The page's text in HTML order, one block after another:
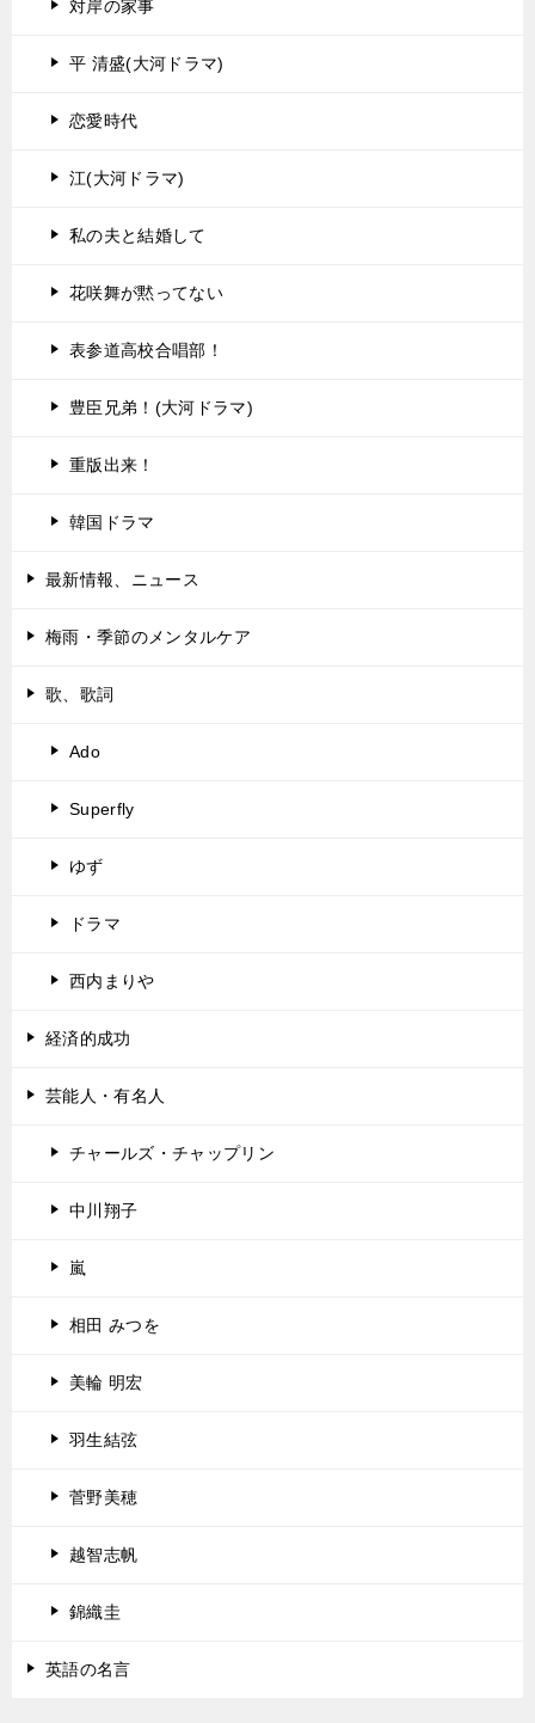
対岸の家事
平 清盛(大河ドラマ)
恋愛時代
江(大河ドラマ)
私の夫と結婚して
花咲舞が黙ってない
表参道高校合唱部！
豊臣兄弟！(大河ドラマ)
重版出来！
韓国ドラマ
最新情報、ニュース
梅雨・季節のメンタルケア
歌、歌詞
Ado
Superfly
ゆず
ドラマ
西内まりや
経済的成功
芸能人・有名人
チャールズ・チャップリン
中川翔子
嵐
相田 みつを
美輪 明宏
羽生結弦
菅野美穂
越智志帆
錦織圭
英語の名言